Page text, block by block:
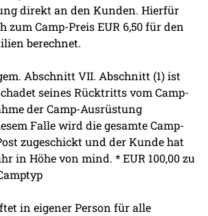
direkt an den Kunden. Hierfür
zum Camp-Preis EUR 6,50 für den
berechnet.
Abschnitt VII. Abschnitt (1) ist
seines Rücktritts vom Camp-
der Camp-Ausrüstung
Falle wird die gesamte Camp-
zugeschickt und der Kunde hat
in Höhe von mind. * EUR 100,00 zu
in eigener Person für alle